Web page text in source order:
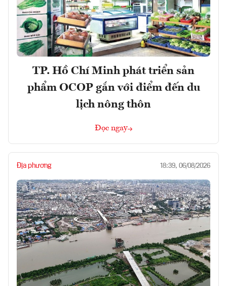
TP. Hồ Chí Minh phát triển sản
phẩm OCOP gắn với điểm đến du
lịch nông thôn
Đọc ngay
Địa phương 18:39, 06/08/2026